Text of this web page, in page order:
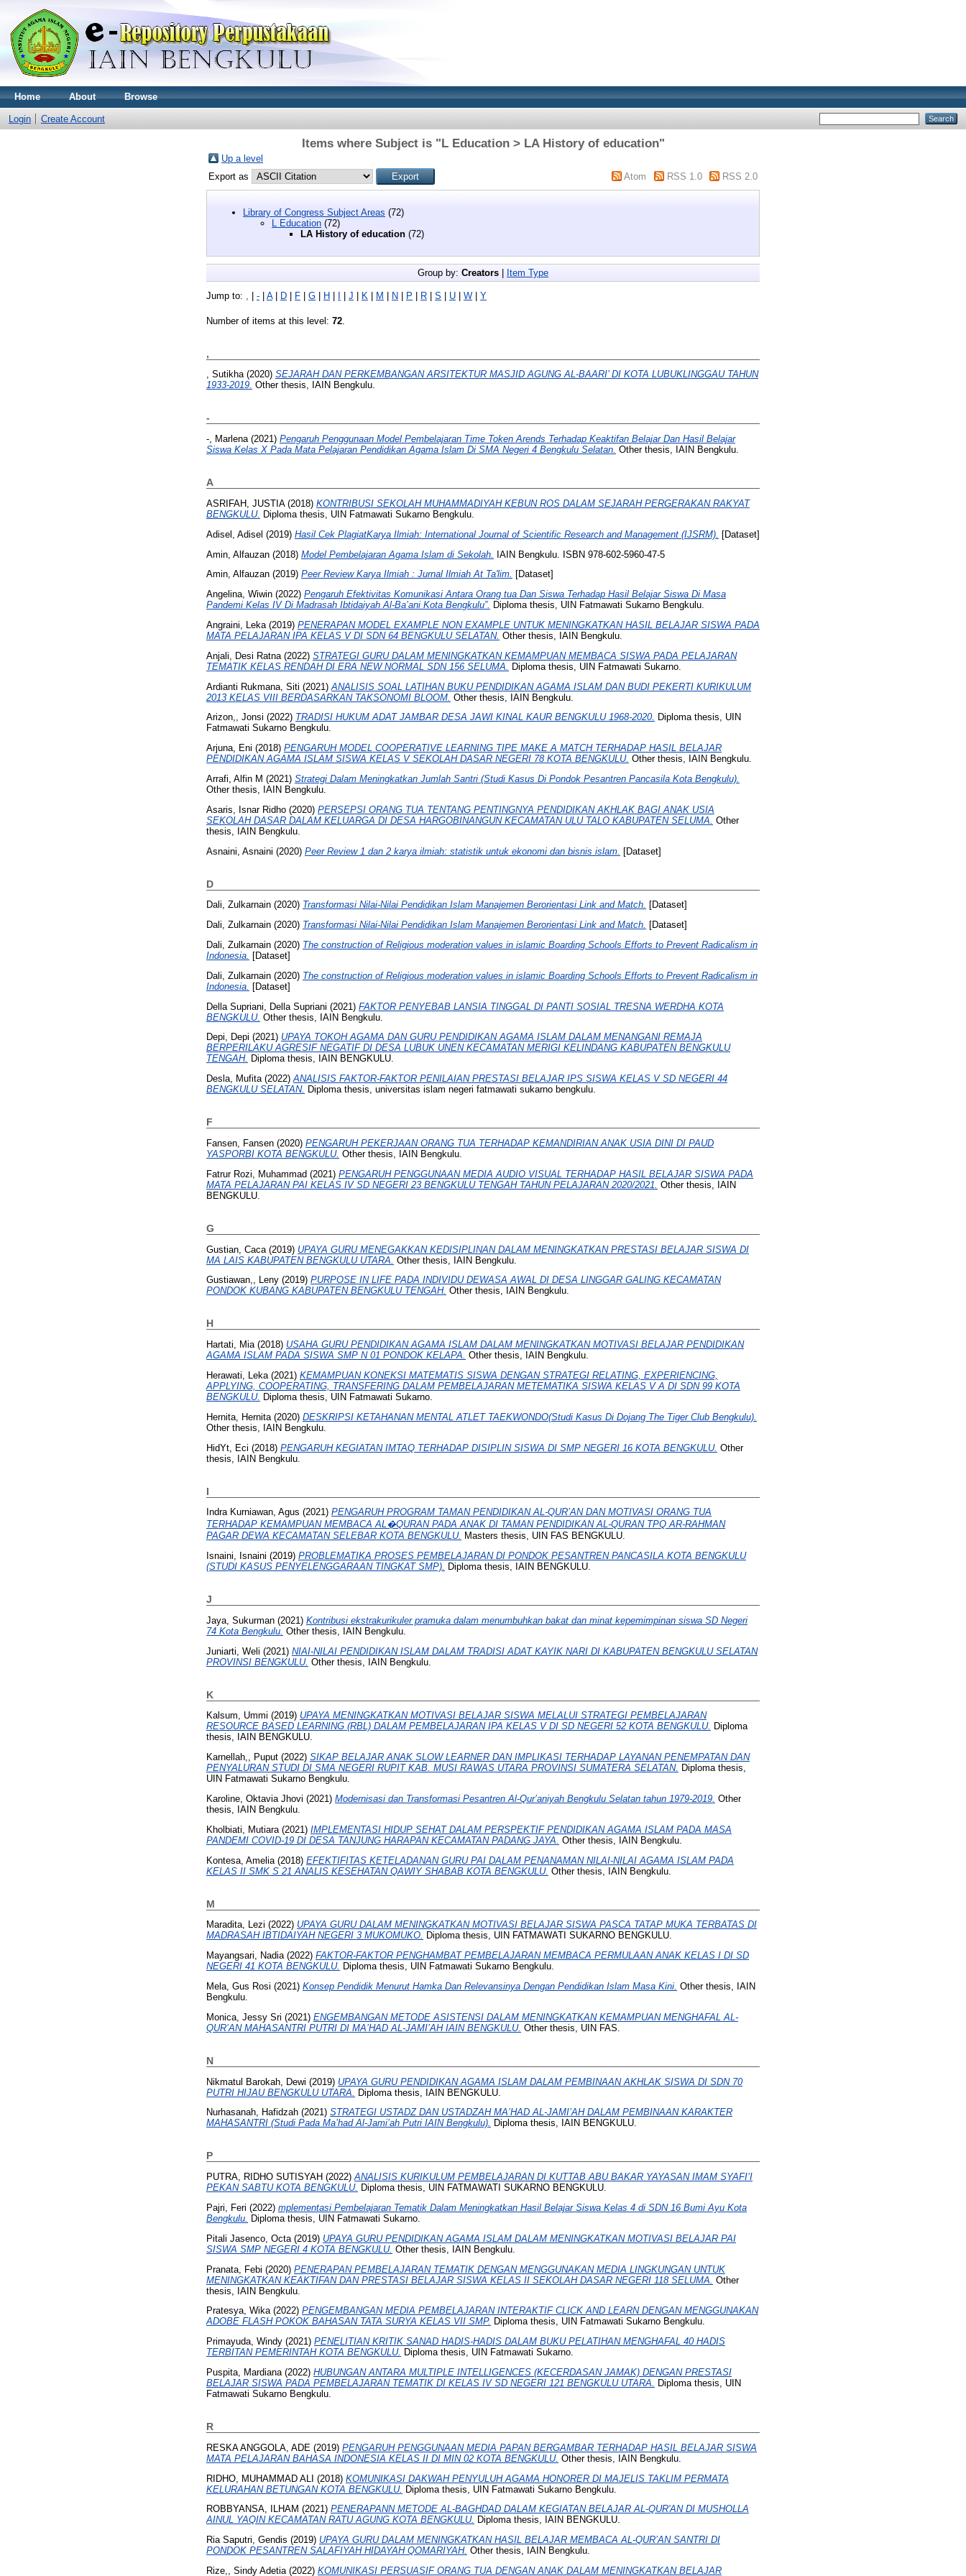
Home About Browse
Login Create Account
Items where Subject is "L Education > LA History of education"
Up a level
Export as
Atom RSS 1.0 RSS 2.0
Library of Congress Subject Areas (72)
L Education (72)
LA History of education (72)
Group by: Creators | Item Type
Jump to: | - | A| D | F | G | H | I | J | K | M | N | P | R | S | U | W | Y
Number of items at this level: 72
,
, Sutikha(2020) SEJARAH DAN PERKEMBANGAN ARSITEKTUR MASJID AGUNG AL-BAARI’ DI KOTA LUBUKLINGGAU TAHUN
1933-2019. Other thesis, IAIN Bengkulu.
-
-, Marlena(2021) Pengaruh Penggunaan Model Pembelajaran Time Token Arends Terhadap Keaktifan Belajar Dan Hasil Belajar
Siswa Kelas X Pada Mata Pelajaran Pendidikan Agama Islam Di SMA Negeri 4 Bengkulu Selatan. Other thesis, IAIN Bengkulu.
A
ASRIFAH, JUSTIA(2018) KONTRIBUSI SEKOLAH MUHAMMADIYAH KEBUN ROS DALAM SEJARAH PERGERAKAN RAKYAT
BENGKULU. Diploma thesis, UIN Fatmawati Sukarno Bengkulu.
Adisel, Adisel (2019) Hasil Cek PlagiatKarya Ilmiah: International Journal of Scientific Research and Management (IJSRM).
[Dataset]
Amin, Alfauzan (2018) Model Pembelajaran Agama Islam di Sekolah. IAIN Bengkulu. ISBN 978-602-5960-47-5
Amin, Alfauzan (2019) Peer Review Karya Ilmiah : Jurnal Ilmiah At Ta'lim. [Dataset]
Angelina, Wiwin (2022) Pengaruh Efektivitas Komunikasi Antara Orang tua Dan Siswa Terhadap Hasil Belajar Siswa Di Masa
Pandemi Kelas IV Di Madrasah Ibtidaiyah Al-Ba’ani Kota Bengkulu”. Diploma thesis, UIN Fatmawati Sukarno Bengkulu.
Angraini, Leka (2019) PENERAPAN MODEL EXAMPLE NON EXAMPLE UNTUK MENINGKATKAN HASIL BELAJAR SISWA PADA
MATA PELAJARAN IPA KELAS V DI SDN 64 BENGKULU SELATAN. Other thesis, IAIN Bengkulu.
Anjali, Desi Ratna (2022) STRATEGI GURU DALAM MENINGKATKAN KEMAMPUAN MEMBACA SISWA PADA PELAJARAN
TEMATIK KELAS RENDAH DI ERA NEW NORMAL SDN 156 SELUMA.
Diploma thesis, UIN Fatmawati Sukarno.
Ardianti Rukmana, Siti (2021) ANALISIS SOAL LATIHAN BUKU PENDIDIKAN AGAMA ISLAM DAN BUDI PEKERTI KURIKULUM
2013 KELAS VIII BERDASARKAN TAKSONOMI BLOOM. Other thesis, IAIN Bengkulu.
Arizon,, Jonsi (2022) TRADISI HUKUM ADAT JAMBAR DESA JAWI KINAL KAUR BENGKULU 1968-2020. Diploma thesis, UIN
Fatmawati Sukarno Bengkulu.
Arjuna, Eni (2018) PENGARUH MODEL COOPERATIVE LEARNING TIPE MAKE A MATCH TERHADAP HASIL BELAJAR
PENDIDIKAN AGAMA ISLAM SISWA KELAS V SEKOLAH DASAR NEGERI 78 KOTA BENGKULU. Other thesis, IAIN Bengkulu.
Arrafi, Alfin M (2021) Strategi Dalam Meningkatkan Jumlah Santri (Studi Kasus Di Pondok Pesantren Pancasila Kota Bengkulu).
Other thesis, IAIN Bengkulu.
Asaris, Isnar Ridho (2020) PERSEPSI ORANG TUA TENTANG PENTINGNYA PENDIDIKAN AKHLAK BAGI ANAK USIA
SEKOLAH DASAR DALAM KELUARGA DI DESA HARGOBINANGUN KECAMATAN ULU TALO KABUPATEN SELUMA. Other
thesis, IAIN Bengkulu.
Asnaini, Asnaini (2020) Peer Review 1 dan 2 karya ilmiah: statistik untuk ekonomi dan bisnis islam. [Dataset]
D
Dali, Zulkarnain (2020) Transformasi Nilai-Nilai Pendidikan Islam Manajemen Berorientasi Link and Match. [Dataset]
Dali, Zulkarnain (2020) Transformasi Nilai-Nilai Pendidikan Islam Manajemen Berorientasi Link and Match. [Dataset]
Dali, Zulkarnain (2020) The construction of Religious moderation values in islamic Boarding Schools Efforts to Prevent Radicalism in
Indonesia.
[Dataset]
Dali, Zulkarnain (2020) The construction of Religious moderation values in islamic Boarding Schools Efforts to Prevent Radicalism in
Indonesia. [Dataset]
Della Supriani, Della Supriani (2021) FAKTOR PENYEBAB LANSIA TINGGAL DI PANTI SOSIAL TRESNA WERDHA KOTA
BENGKULU. Other thesis, IAIN Bengkulu.
Depi, Depi (2021) UPAYA TOKOH AGAMA DAN GURU PENDIDIKAN AGAMA ISLAM DALAM MENANGANI REMAJA
BERPERILAKU AGRESIF NEGATIF DI DESA LUBUK UNEN KECAMATAN MERIGI KELINDANG KABUPATEN BENGKULU
TENGAH. Diploma thesis, IAIN BENGKULU.
Desla, Mufita(2022)ANALISIS FAKTOR-FAKTOR PENILAIAN PRESTASI BELAJAR IPS SISWA KELAS V SD NEGERI 44
BENGKULU SELATAN. Diploma thesis, universitas islam negeri fatmawati sukarno bengkulu.
F
Fansen, Fansen (2020) PENGARUH PEKERJAAN ORANG TUA TERHADAP KEMANDIRIAN ANAK USIA DINI DI PAUD
YASPORBI KOTA BENGKULU. Other thesis, IAIN Bengkulu.
Fatrur Rozi, Muhammad (2021) PENGARUH PENGGUNAAN MEDIA AUDIO VISUAL TERHADAP HASIL BELAJAR SISWA PADA
MATA PELAJARAN PAI KELAS IV SD NEGERI 23 BENGKULU TENGAH TAHUN PELAJARAN 2020/2021. Other thesis, IAIN
BENGKULU.
G
Gustian, Caca (2019) UPAYA GURU MENEGAKKAN KEDISIPLINAN DALAM MENINGKATKAN PRESTASI BELAJAR SISWA DI
MA LAIS KABUPATEN BENGKULU UTARA. Other thesis, IAIN Bengkulu.
Gustiawan,, Leny (2019) PURPOSE IN LIFE PADA INDIVIDU DEWASA AWAL DI DESA LINGGAR GALING KECAMATAN
PONDOK KUBANG KABUPATEN BENGKULU TENGAH. Other thesis, IAIN Bengkulu.
H
Hartati, Mia(2018) USAHA GURU PENDIDIKAN AGAMA ISLAM DALAM MENINGKATKAN MOTIVASI BELAJAR PENDIDIKAN
AGAMA ISLAM PADA SISWA SMP N 01 PONDOK KELAPA. Other thesis, IAIN Bengkulu.
Herawati, Leka (2021) KEMAMPUAN KONEKSI MATEMATIS SISWA DENGAN STRATEGI RELATING, EXPERIENCING,
APPLYING, COOPERATING, TRANSFERING DALAM PEMBELAJARAN METEMATIKA SISWA KELAS V A DI SDN 99 KOTA
BENGKULU. Diploma thesis, UIN Fatmawati Sukarno.
Hernita, Hernita (2020) DESKRIPSI KETAHANAN MENTAL ATLET TAEKWONDO(Studi Kasus Di Dojang The Tiger Club Bengkulu).
Other thesis, IAIN Bengkulu.
HidYt, Eci (2018) PENGARUH KEGIATAN IMTAQ TERHADAP DISIPLIN SISWA DI SMP NEGERI 16 KOTA BENGKULU. Other
thesis, IAIN Bengkulu.
I
Indra Kurniawan, Agus (2021) PENGARUH PROGRAM TAMAN PENDIDIKAN AL-QUR’AN DAN MOTIVASI ORANG TUA
TERHADAP KEMAMPUAN MEMBACA AL�QURAN PADA ANAK DI TAMAN PENDIDIKAN AL-QURAN TPQ AR-RAHMAN
PAGAR DEWA KECAMATAN SELEBAR KOTA BENGKULU. Masters thesis, UIN FAS BENGKULU.
Isnaini, Isnaini (2019) PROBLEMATIKA PROSES PEMBELAJARAN DI PONDOK PESANTREN PANCASILA KOTA BENGKULU
(STUDI KASUS PENYELENGGARAAN TINGKAT SMP). Diploma thesis, IAIN BENGKULU.
J
Jaya, Sukurman (2021) Kontribusi ekstrakurikuler pramuka dalam menumbuhkan bakat dan minat kepemimpinan siswa SD Negeri
74 Kota Bengkulu. Other thesis, IAIN Bengkulu.
Juniarti, Weli (2021) NIAI-NILAI PENDIDIKAN ISLAM DALAM TRADISI ADAT KAYIK NARI DI KABUPATEN BENGKULU SELATAN
PROVINSI BENGKULU. Other thesis, IAIN Bengkulu.
K
Kalsum, Ummi (2019) UPAYA MENINGKATKAN MOTIVASI BELAJAR SISWA MELALUI STRATEGI PEMBELAJARAN
RESOURCE BASED LEARNING (RBL) DALAM PEMBELAJARAN IPA KELAS V DI SD NEGERI 52 KOTA BENGKULU. Diploma
thesis, IAIN BENGKULU.
Karnellah,, Puput (2022) SIKAP BELAJAR ANAK SLOW LEARNER DAN IMPLIKASI TERHADAP LAYANAN PENEMPATAN DAN
PENYALURAN STUDI DI SMA NEGERI RUPIT KAB. MUSI RAWAS UTARA PROVINSI SUMATERA SELATAN. Diploma thesis,
UIN Fatmawati Sukarno Bengkulu.
Karoline, Oktavia Jhovi (2021) Modernisasi dan Transformasi Pesantren Al-Qur’aniyah Bengkulu Selatan tahun 1979-2019. Other
thesis, IAIN Bengkulu.
Kholbiati, Mutiara (2021) IMPLEMENTASI HIDUP SEHAT DALAM PERSPEKTIF PENDIDIKAN AGAMA ISLAM PADA MASA
PANDEMI COVID-19 DI DESA TANJUNG HARAPAN KECAMATAN PADANG JAYA. Other thesis, IAIN Bengkulu.
Kontesa, Amelia (2018) EFEKTIFITAS KETELADANAN GURU PAI DALAM PENANAMAN NILAI-NILAI AGAMA ISLAM PADA
KELAS II SMK S 21 ANALIS KESEHATAN QAWIY SHABAB KOTA BENGKULU. Other thesis, IAIN Bengkulu.
M
Maradita, Lezi (2022) UPAYA GURU DALAM MENINGKATKAN MOTIVASI BELAJAR SISWA PASCA TATAP MUKA TERBATAS DI
MADRASAH IBTIDAIYAH NEGERI 3 MUKOMUKO. Diploma thesis, UIN FATMAWATI SUKARNO BENGKULU.
Mayangsari, Nadia(2022) FAKTOR-FAKTOR PENGHAMBAT PEMBELAJARAN MEMBACA PERMULAAN ANAK KELAS I DI SD
NEGERI 41 KOTA BENGKULU. Diploma thesis, UIN Fatmawati Sukarno Bengkulu.
Mela, Gus Rosi (2021) Konsep Pendidik Menurut Hamka Dan Relevansinya Dengan Pendidikan Islam Masa Kini. Other thesis, IAIN
Bengkulu.
Monica, Jessy Sri (2021) ENGEMBANGAN METODE ASISTENSI DALAM MENINGKATKAN KEMAMPUAN MENGHAFAL AL-
QUR’AN MAHASANTRI PUTRI DI MA’HAD AL-JAMI’AH IAIN BENGKULU. Other thesis, UIN FAS.
N
Nikmatul Barokah, Dewi (2019) UPAYA GURU PENDIDIKAN AGAMA ISLAM DALAM PEMBINAAN AKHLAK SISWA DI SDN 70
PUTRI HIJAU BENGKULU UTARA.
Diploma thesis, IAIN BENGKULU.
Nurhasanah, Hafidzah (2021) STRATEGI USTADZ DAN USTADZAH MA’HAD AL-JAMI’AH DALAM PEMBINAAN KARAKTER
MAHASANTRI (Studi Pada Ma’had Al-Jami’ah Putri IAIN Bengkulu). Diploma thesis, IAIN BENGKULU.
P
PUTRA, RIDHO SUTISYAH (2022)ANALISIS KURIKULUM PEMBELAJARAN DI KUTTAB ABU BAKAR YAYASAN IMAM SYAFI’I
PEKAN SABTU KOTA BENGKULU. Diploma thesis, UIN FATMAWATI SUKARNO BENGKULU.
Pajri, Feri (2022) mplementasi Pembelajaran Tematik Dalam Meningkatkan Hasil Belajar Siswa Kelas 4 di SDN 16 Bumi Ayu Kota
Bengkulu. Diploma thesis, UIN Fatmawati Sukarno.
Pitali Jasenco, Octa (2019) UPAYA GURU PENDIDIKAN AGAMA ISLAM DALAM MENINGKATKAN MOTIVASI BELAJAR PAI
SISWA SMP NEGERI 4 KOTA BENGKULU. Other thesis, IAIN Bengkulu.
Pranata, Febi (2020) PENERAPAN PEMBELAJARAN TEMATIK DENGAN MENGGUNAKAN MEDIA LINGKUNGAN UNTUK
MENINGKATKAN KEAKTIFAN DAN PRESTASI BELAJAR SISWA KELAS II SEKOLAH DASAR NEGERI 118 SELUMA. Other
thesis, IAIN Bengkulu.
Pratesya, Wika(2022) PENGEMBANGAN MEDIA PEMBELAJARAN INTERAKTIF CLICK AND LEARN DENGAN MENGGUNAKAN
ADOBE FLASH POKOK BAHASAN TATA SURYA KELAS VII SMP. Diploma thesis, UIN Fatmawati Sukarno Bengkulu.
Primayuda, Windy (2021) PENELITIAN KRITIK SANAD HADIS-HADIS DALAM BUKU PELATIHAN MENGHAFAL 40 HADIS
TERBITAN PEMERINTAH KOTA BENGKULU. Diploma thesis, UIN Fatmawati Sukarno.
Puspita, Mardiana(2022) HUBUNGAN ANTARA MULTIPLE INTELLIGENCES (KECERDASAN JAMAK) DENGAN PRESTASI
BELAJAR SISWA PADA PEMBELAJARAN TEMATIK DI KELAS IV SD NEGERI 121 BENGKULU UTARA. Diploma thesis, UIN
Fatmawati Sukarno Bengkulu.
R
RESKA ANGGOLA, ADE (2019) PENGARUH PENGGUNAAN MEDIA PAPAN BERGAMBAR TERHADAP HASIL BELAJAR SISWA
MATA PELAJARAN BAHASA INDONESIA KELAS II DI MIN 02 KOTA BENGKULU. Other thesis, IAIN Bengkulu.
RIDHO, MUHAMMAD ALI (2018) KOMUNIKASI DAKWAH PENYULUH AGAMA HONORER DI MAJELIS TAKLIM PERMATA
KELURAHAN BETUNGAN KOTA BENGKULU. Diploma thesis, UIN Fatmawati Sukarno Bengkulu.
ROBBYANSA, ILHAM (2021) PENERAPANN METODE AL-BAGHDAD DALAM KEGIATAN BELAJAR AL-QUR'AN DI MUSHOLLA
AINUL YAQIN KECAMATAN RATU AGUNG KOTA BENGKULU. Diploma thesis, IAIN BENGKULU.
Ria Saputri, Gendis (2019) UPAYA GURU DALAM MENINGKATKAN HASIL BELAJAR MEMBACA AL-QUR’AN SANTRI DI
PONDOK PESANTREN SALAFIYAH HIDAYAH QOMARIYAH. Other thesis, IAIN Bengkulu.
Rize,, Sindy Adetia(2022) KOMUNIKASI PERSUASIF ORANG TUA DENGAN ANAK DALAM MENINGKATKAN BELAJAR